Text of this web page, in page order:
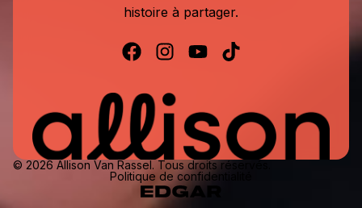
histoire à partager.
© 2026 Allison Van Rassel. Tous droits réservés.
Politique de confidentialité